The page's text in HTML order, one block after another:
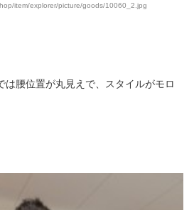
item/explorer/picture/goods/10060_2.jpg
は腰位置が丸見えで、スタイルがモロ